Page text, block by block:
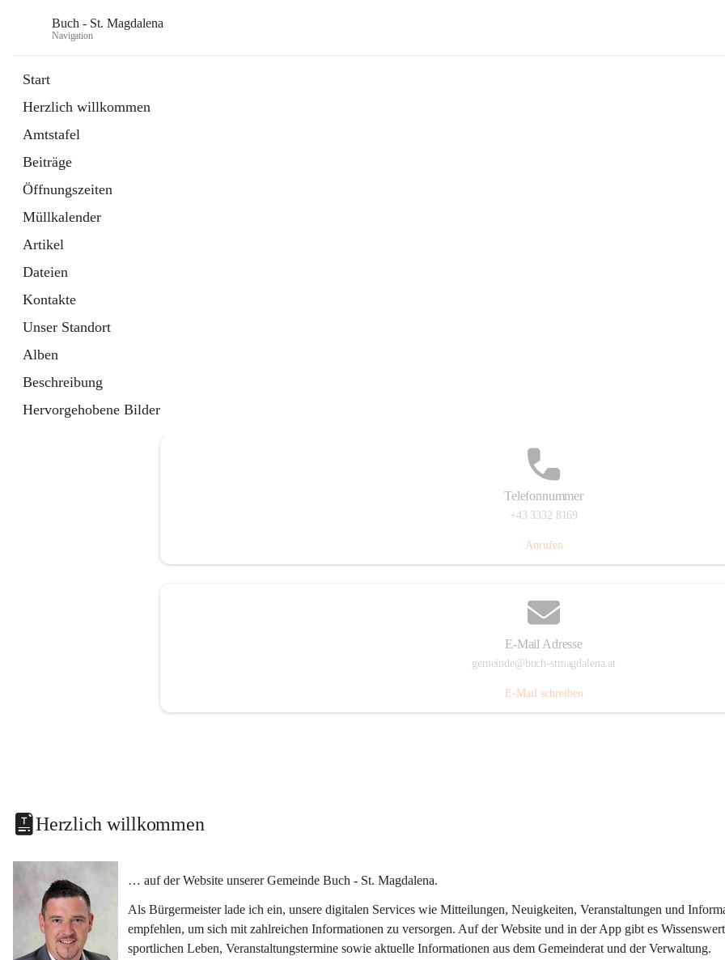
Buch - St. Magdalena
Navigation
Start
Herzlich willkommen
Amtstafel
Beiträge
Öffnungszeiten
Müllkalender
Artikel
Dateien
Kontakte
Unser Standort
Alben
Beschreibung
Hervorgehobene Bilder
Telefonnummer
+43 3332 8169
Anrufen
E-Mail Adresse
gemeinde@buch-stmagdalena.at
E-Mail schreiben
Herzlich willkommen
… auf der Website unserer Gemeinde Buch - St. Magdalena.
Als Bürgermeister lade ich ein, unsere digitalen Services wie Mitteilungen, Neuigkeiten, Veranstaltungen und
empfehlen, um sich mit zahlreichen Informationen zu versorgen. Auf der Website und in der App gibt es
sportlichen Leben, Veranstaltungstermine sowie aktuelle Informationen aus dem Gemeinderat und der Verwaltung.